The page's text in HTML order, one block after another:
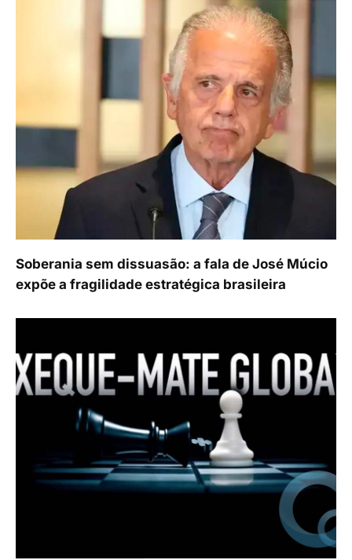
Soberania sem dissuasão: a fala de José Múcio
expõe a fragilidade estratégica brasileira